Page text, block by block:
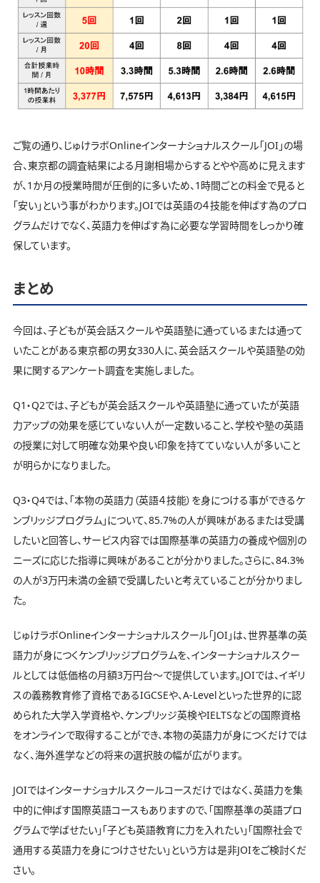
ご覧の通り、じゅけラボOnlineインターナショナルスクール「JOI」の場
合、東京都の調査結果による月謝相場からするとやや高めに見えます
が、1か月の授業時間が圧倒的に多いため、1時間ごとの料金で見ると
「安い」という事がわかります。JOIでは英語の４技能を伸ばす為のプロ
グラムだけでなく、英語力を伸ばす為に必要な学習時間をしっかり確
保しています。
まとめ
今回は、子どもが英会話スクールや英語塾に通っているまたは通って
いたことがある東京都の男女330人に、英会話スクールや英語塾の効
果に関するアンケート調査を実施しました。
Q1・Q2では、子どもが英会話スクールや英語塾に通っていたが英語
力アップの効果を感じていない人が一定数いること、学校や塾の英語
の授業に対して明確な効果や良い印象を持てていない人が多いこと
が明らかになりました。
Q3・Q4では、「本物の英語力（英語４技能）を身につける事ができるケ
ンブリッジプログラム」について、85.7%の人が興味があるまたは受講
したいと回答し、サービス内容では国際基準の英語力の養成や個別の
ニーズに応じた指導に興味があることが分かりました。さらに、84.3%
の人が3万円未満の金額で受講したいと考えていることが分かりまし
た。
じゅけラボOnlineインターナショナルスクール「JOI」は、世界基準の英
語力が身につくケンブリッジプログラムを、インターナショナルスクー
ルとしては低価格の月額3万円台～で提供しています。JOIでは、イギリ
スの義務教育修了資格であるIGCSEや、A-Levelといった世界的に認
められた大学入学資格や、ケンブリッジ英検やIELTSなどの国際資格
をオンラインで取得することができ、本物の英語力が身につくだけでは
なく、海外進学などの将来の選択肢の幅が広がります。
JOIではインターナショナルスクールコースだけではなく、英語力を集
中的に伸ばす国際英語コースもありますので、「国際基準の英語プロ
グラムで学ばせたい」「子ども英語教育に力を入れたい」「国際社会で
通用する英語力を身につけさせたい」という方は是非JOIをご検討くだ
さい。